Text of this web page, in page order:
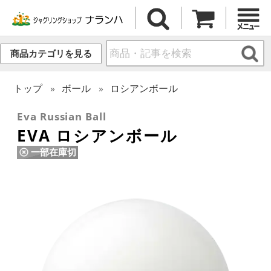
商品カテゴリを見る
トップ ボール ロシアンボール
Eva Russian Ball
EVA ロシアンボール
一部在庫切